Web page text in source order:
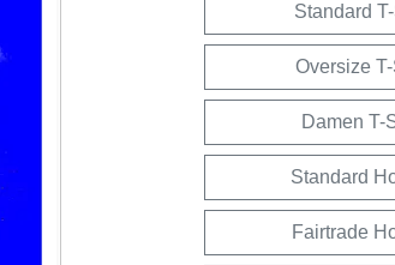
Standard
Oversize
Damen T-
Standard
Fairtrade